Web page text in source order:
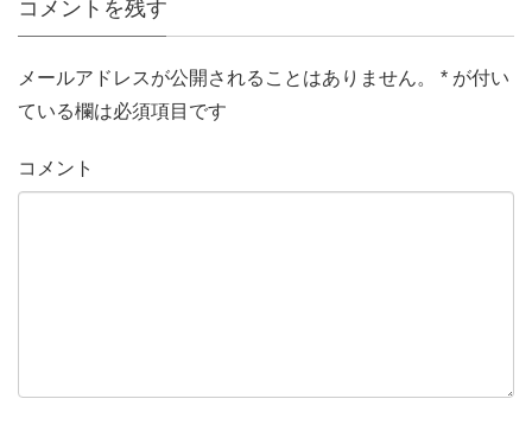
コメントを残す
メールアドレスが公開されることはありません。 * が付い
ている欄は必須項目です
コメント